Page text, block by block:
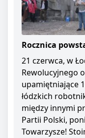
Rocznica
21 czerwca, w
Rewolucyjnego
upamiętniające
łódzkich
między innymi
Partii Polski,
Towarzysze!